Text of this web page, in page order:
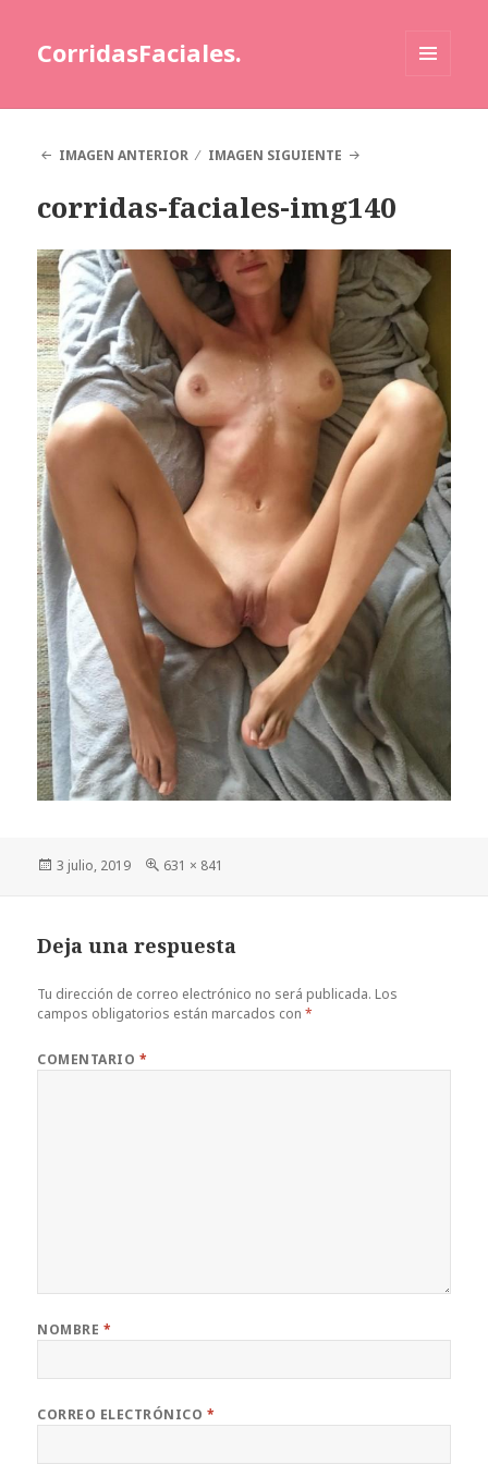
CorridasFaciales.
IMAGEN ANTERIOR
IMAGEN SIGUIENTE
corridas-faciales-img140
Publicado
3 julio, 2019
Tamaño
631 × 841
Deja una respuesta
Tu dirección de correo electrónico no será publicada. Los
campos obligatorios están marcados con*
COMENTARIO *
NOMBRE *
CORREO ELECTRÓNICO *